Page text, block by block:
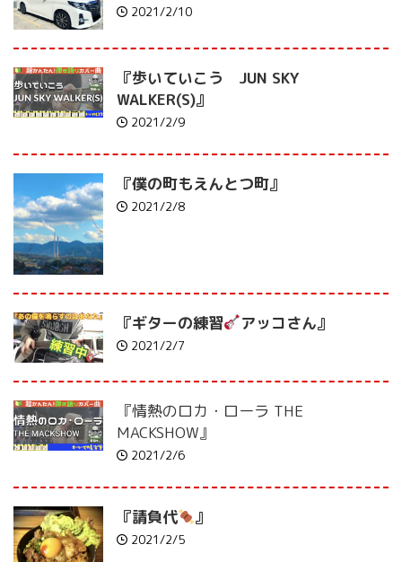
2021/2/10
『歩いていこう JUN SKY
WALKER(S)』
2021/2/9
『僕の町もえんとつ町』
2021/2/8
『ギターの練習 アッコさん』
2021/2/7
『情熱のロカ・ローラ THE
MACKSHOW』
2021/2/6
『請負代 』
2021/2/5